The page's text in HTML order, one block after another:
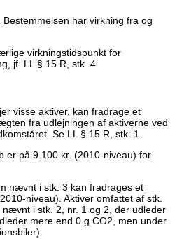
har virkning fra og
virkningstidspunkt for
jf. LL § 15 R, stk. 4.
visse aktiver, kan fradrage et
fra udlejningen af aktiverne ved
Se LL § 15 R, stk. 1.
er på 9.100 kr. (2010-niveau) for
nævnt i stk. 3 kan fradrages et
niveau). Aktiver omfattet af stk.
i stk. 2, nr. 1 og 2, der udleder
mere end 0 g CO2, men under